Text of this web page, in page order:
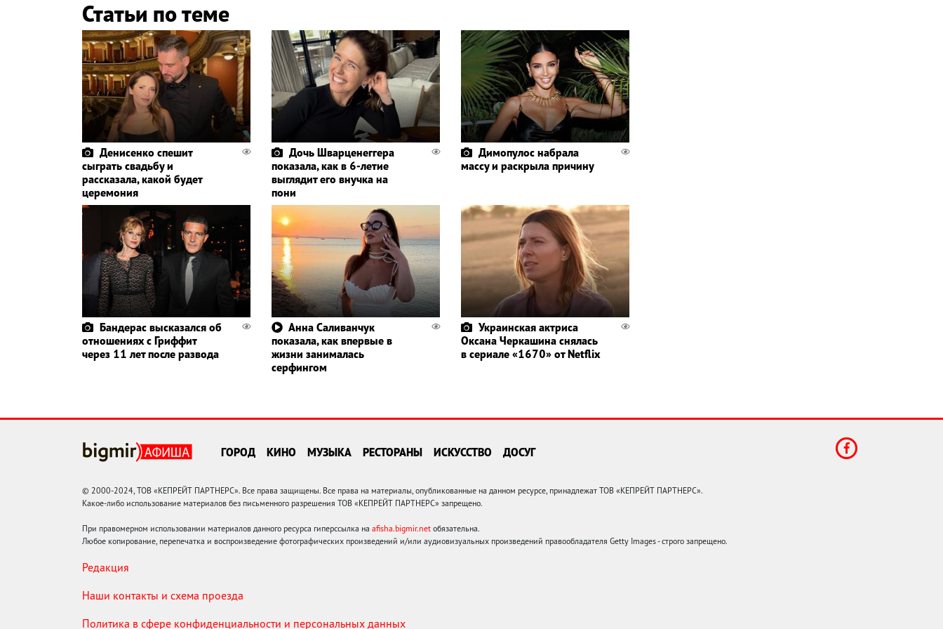
Статьи по теме
Денисенко спешит
сыграть свадьбу и
рассказала, какой будет
церемония
Дочь Шварценеггера
показала, как в 6-летие
выглядит его внучка на
пони
Димопулос набрала
массу и раскрыла причину
Бандерас высказался об
отношениях с Гриффит
через 11 лет после развода
Анна Саливанчук
показала, как впервые в
жизни занималась
серфингом
Украинская актриса
Оксана Черкашина снялась
в сериале «1670» от Netflix
ГОРОД КИНО МУЗЫКА РЕСТОРАНЫ ИСКУССТВО ДОСУГ
© 2000-2024, ТОВ «КЕПРЕЙТ ПАРТНЕРС». Все права защищены. Все права на материалы, опубликованные на данном ресурсе, принадлежат ТОВ «КЕПРЕЙТ ПАРТНЕРС».
Какое-либо использование материалов без письменного разрешения ТОВ «КЕПРЕЙТ ПАРТНЕРС» запрещено.
При правомерном использовании материалов данного ресурса гиперссылка на afisha.bigmir.net обязательна.
Любое копирование, перепечатка и воспроизведение фотографических произведений и/или аудиовизуальных произведений правообладателя Getty Images - строго запрещено.
Редакция
Наши контакты и схема проезда
Политика в сфере конфиденциальности и персональных данных